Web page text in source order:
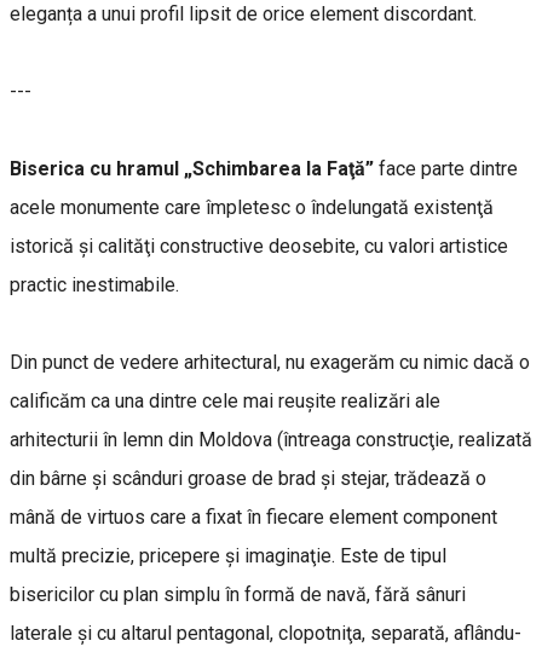
eleganța a unui profil lipsit de orice element discordant.
---
Biserica cu hramul „Schimbarea la Faţă” face parte dintre
acele monumente care împletesc o îndelungată existenţă
istorică şi calităţi constructive deosebite, cu valori artistice
practic inestimabile.
Din punct de vedere arhitectural, nu exagerăm cu nimic dacă o
calificăm ca una dintre cele mai reuşite realizări ale
arhitecturii în lemn din Moldova (întreaga construcţie, realizată
din bârne şi scânduri groase de brad şi stejar, trădează o
mână de virtuos care a fixat în fiecare element component
multă precizie, pricepere şi imaginaţie. Este de tipul
bisericilor cu plan simplu în formă de navă, fără sânuri
laterale şi cu altarul pentagonal, clopotniţa, separată, aflându-